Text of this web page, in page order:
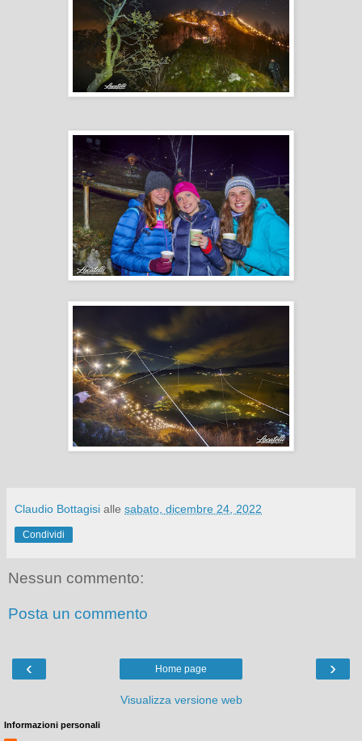
Claudio Bottagisi alle sabato, dicembre 24, 2022
Condividi
Nessun commento:
Posta un commento
‹ ›
Home page
Visualizza versione web
Informazioni personali